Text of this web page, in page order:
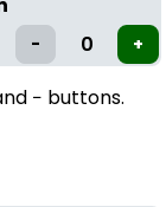
− buttons.